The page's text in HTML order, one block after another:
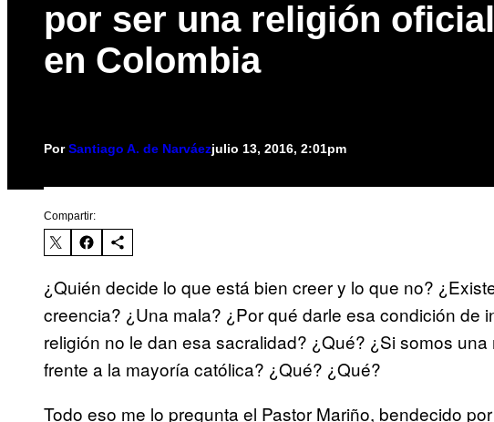
por ser una religión oficial
en Colombia
PorSantiago A. de Narváezjulio 13, 2016, 2:01pm
Compartir:
¿Quién decide lo que está bien creer y lo que no?
creencia? ¿Una mala? ¿Por qué darle esa condición de
religión no le dan esa sacralidad? ¿Qué? ¿Si somos
frente a la mayoría católica? ¿Qué? ¿Qué?
Todo eso me lo pregunta el Pastor Mariño, bendecido